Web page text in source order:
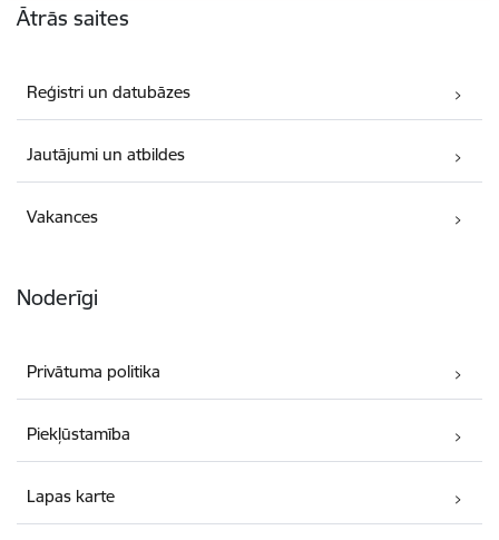
Ātrās saites
Reģistri un datubāzes
Jautājumi un atbildes
Vakances
Noderīgi
Privātuma politika
Piekļūstamība
Lapas karte